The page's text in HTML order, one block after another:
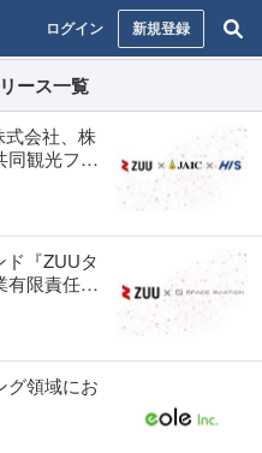
ログイン 新規登録
ース一覧
式会社、株
同観光ファ
ド『ZUUタ
有限責任組
グ領域にお